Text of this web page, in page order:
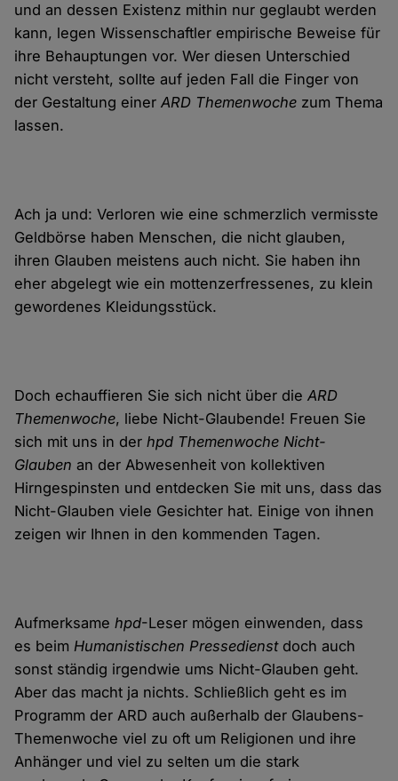
und an dessen Existenz mithin nur geglaubt werden
kann, legen Wissenschaftler empirische Beweise für
ihre Behauptungen vor. Wer diesen Unterschied
nicht versteht, sollte auf jeden Fall die Finger von
der Gestaltung einerARD Themenwoche zum Thema
lassen.
Ach ja und: Verloren wie eine schmerzlich vermisste
Geldbörse haben Menschen, die nicht glauben,
ihren Glauben meistens auch nicht. Sie haben ihn
eher abgelegt wie ein mottenzerfressenes, zu klein
gewordenes Kleidungsstück.
Doch echauffieren Sie sich nicht über dieARD
Themenwoche, liebe Nicht-Glaubende! Freuen Sie
sich mit uns in der hpd Themenwoche Nicht-
Glauben an der Abwesenheit von kollektiven
Hirngespinsten und entdecken Sie mit uns, dass das
Nicht-Glauben viele Gesichter hat. Einige von ihnen
zeigen wir Ihnen in den kommenden Tagen.
Aufmerksamehpd-Leser mögen einwenden, dass
es beimHumanistischen Pressedienstdoch auch
sonst ständig irgendwie ums Nicht-Glauben geht.
Aber das macht ja nichts. Schließlich geht es im
Programm der ARD auch außerhalb der Glaubens-
Themenwoche viel zu oft um Religionen und ihre
Anhänger und viel zu selten um die stark